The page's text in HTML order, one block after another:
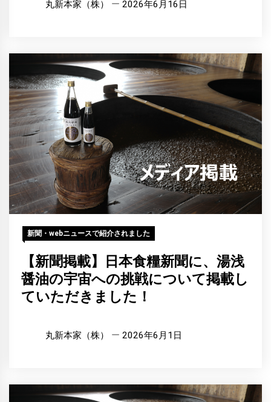
丸新本家（株） 2026年6月16日
新聞・webニュースで紹介されました
【新聞掲載】日本食糧新聞に、湯浅
醤油の宇宙への挑戦について掲載し
ていただきました！
丸新本家（株） 2026年6月1日